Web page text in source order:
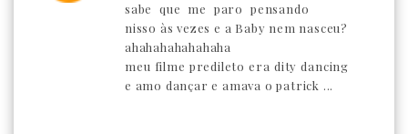
sabe que me paro pensando
nisso às vezes e a Baby nem nasceu?
ahahahahahahaha
meu filme predileto era dity dancing
e amo dançar e amava o patrick ...